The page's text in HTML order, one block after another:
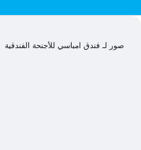
صور لـ فندق امباسي للأجنحة الفندقية